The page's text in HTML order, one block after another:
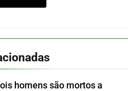
homens são mortos a